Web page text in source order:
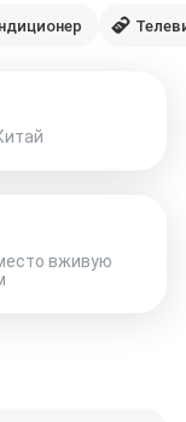
вживую